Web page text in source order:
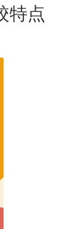
特点